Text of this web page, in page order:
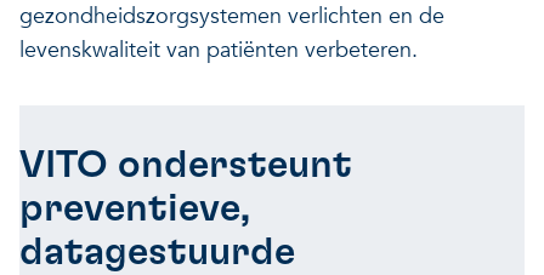
gezondheidszorgsystemen verlichten en de
levenskwaliteit van patiënten verbeteren.
VITO ondersteunt
preventieve,
datagestuurde